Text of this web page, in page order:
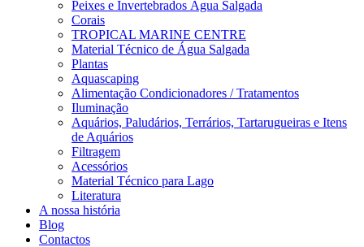
Peixes e Invertebrados Água Salgada
Corais
TROPICAL MARINE CENTRE
Material Técnico de Água Salgada
Plantas
Aquascaping
Alimentação Condicionadores / Tratamentos
Iluminação
Aquários, Paludários, Terrários, Tartarugueiras e Itens
de Aquários
Filtragem
Acessórios
Material Técnico para Lago
Literatura
A nossa história
Blog
Contactos